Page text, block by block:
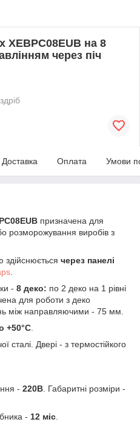
XEBPC08EUB на 8
через піч
Доставка Оплата Умови
призначена для
розморожування виробів з
через панелі
- 8 деко: по 2 деко на 1 рівні
для роботи з деко
між направляючими - 75 мм.
+50°C
сталі. Двері - з термостійкого
- 220В . Габаритні розміри -
- 12 міс